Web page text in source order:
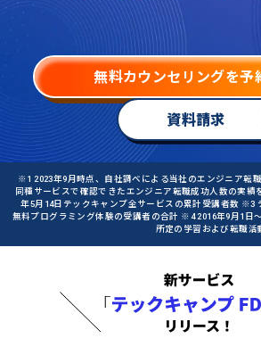
無料カウンセリングを予
資料請求
※1 2023年9月時点、自社調べによる当社のエンジニア転
同種サービスで確認できたエンジニア転職成功人数の実績
年5月14日テックキャンプ全サービスの累計受講者数 ※3
無料プログラミング体験の受講者の合計 ※4 2016年9月1日
所定の学習および転職